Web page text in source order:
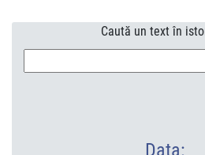
Caută un text în
Data: